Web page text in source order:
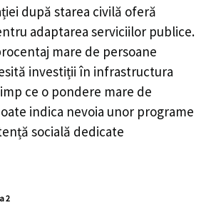
după starea civilă oferă
adaptarea serviciilor publice.
mare de persoane
investiții în infrastructura
ce o pondere mare de
indica nevoia unor programe
socială dedicate
2